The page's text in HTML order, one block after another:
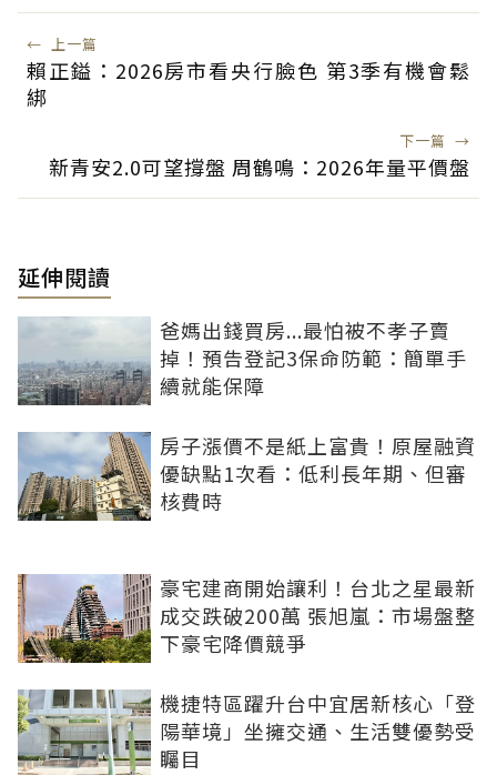
← 上一篇
賴正鎰：2026房市看央行臉色 第3季有機會鬆
綁
下一篇 →
新青安2.0可望撐盤 周鶴鳴：2026年量平價盤
延伸閱讀
爸媽出錢買房...最怕被不孝子賣
掉！預告登記3保命防範：簡單手
續就能保障
房子漲價不是紙上富貴！原屋融資
優缺點1次看：低利長年期、但審
核費時
豪宅建商開始讓利！台北之星最新
成交跌破200萬 張旭嵐：市場盤整
下豪宅降價競爭
機捷特區躍升台中宜居新核心「登
陽華境」坐擁交通、生活雙優勢受
矚目